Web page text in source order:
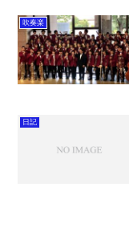
吹奏楽
日記